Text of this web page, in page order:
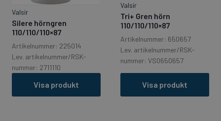
Valsir
Silere hörngren
110/110/110×87
Artikelnummer: 225014
Lev. artikelnummer/RSK-
nummer: 2711110
Visa produkt
Valsir
Tri+ Gren hörn
110/110/110×87
Artikelnummer: 650657
Lev. artikelnummer/RSK-
nummer: VS0650657
Visa produkt